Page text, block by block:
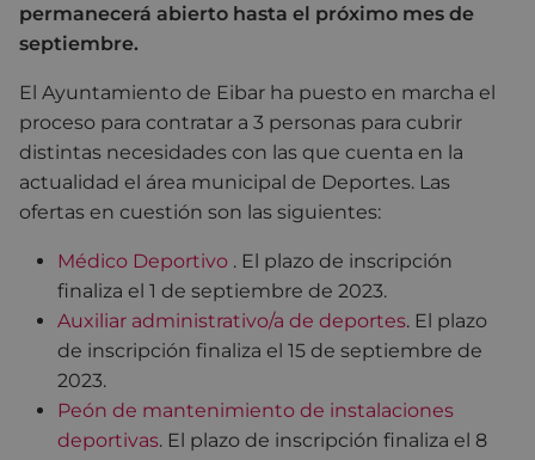
permanecerá abierto hasta el próximo mes de
septiembre.
El Ayuntamiento de Eibar ha puesto en marcha el
proceso para contratar a 3 personas para cubrir
distintas necesidades con las que cuenta en la
actualidad el área municipal de Deportes. Las
ofertas en cuestión son las siguientes:
Médico Deportivo . El plazo de inscripción
finaliza el 1 de septiembre de 2023.
Auxiliar administrativo/a de deportes. El plazo
de inscripción finaliza el 15 de septiembre de
2023.
Peón de mantenimiento de instalaciones
deportivas. El plazo de inscripción finaliza el 8